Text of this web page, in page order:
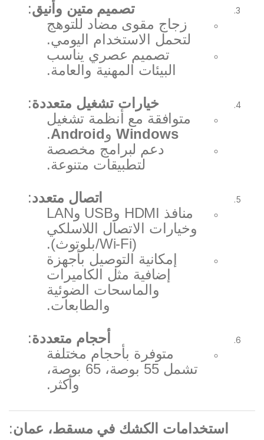
تصميم متين وأنيق:
زجاج مقوى مضاد للتوهج
لتحمل الاستخدام اليومي.
تصميم عصري يناسب
البيئات المهنية والعامة.
خيارات تشغيل متعددة:
متوافقة مع أنظمة تشغيل
Windows وAndroid
.
دعم لبرامج مخصصة
لتطبيقات متنوعة.
اتصال متعدد:
منافذ HDMI وUSB وLAN
وخيارات الاتصال اللاسلكي
(Wi-Fi/بلوتوث).
إمكانية التوصيل بأجهزة
إضافية مثل الكاميرات
والماسحات الضوئية
والطابعات.
أحجام متعددة:
متوفرة بأحجام مختلفة
تشمل 55 بوصة، 65 بوصة،
وأكثر.
استخدامات الكشك في مسقط، عمان: